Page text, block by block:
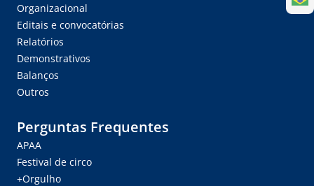
Organizacional
Editais e convocatórias
Relatórios
Demonstrativos
Balanços
Outros
Perguntas Frequentes
APAA
Festival de circo
+Orgulho